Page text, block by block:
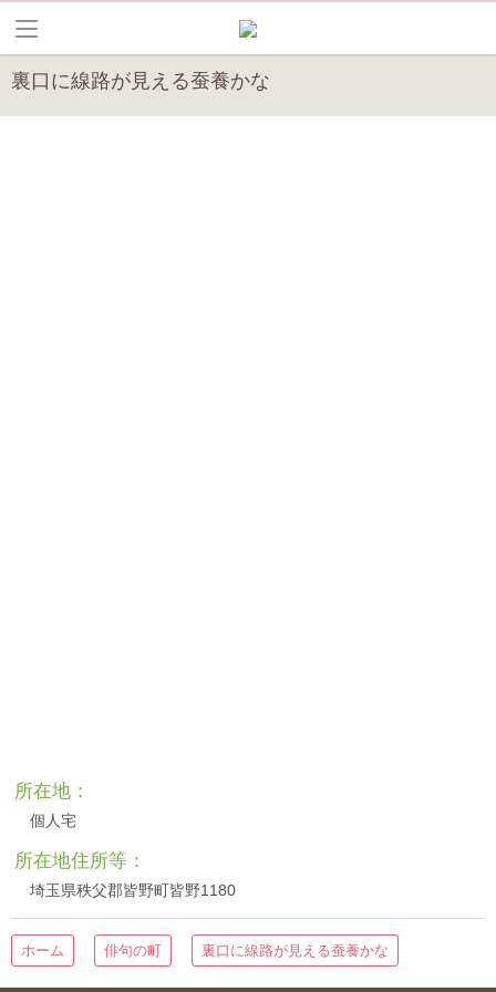
裏口に線路が見える蚕養かな
所在地：
個人宅
所在地住所等：
埼玉県秩父郡皆野町皆野1180
ホーム 俳句の町 裏口に線路が見える蚕養かな